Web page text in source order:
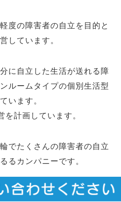
度の障害者の自立を目的と
しています。
に自立した生活が送れる障
ルームタイプの個別生活型
います。
を計画しています。
でたくさんの障害者の自立
るカンパニーです。